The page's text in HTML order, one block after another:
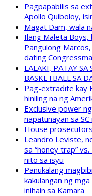
Pagpapabilis sa
Apollo Quiboloy,
Magat Dam, wala
Ilang Maleta Boys,
Pangulong
dating
LALAKI, PATAY SA
BASKETBALL SA
Pag-extradite kay
hiniling na ng
Exclusive power
napatunayan sa
House
Leandro Leviste,
sa “honey trap”
nito sa isyu
Panukalang
kakulangan ng
inihain sa Kamara